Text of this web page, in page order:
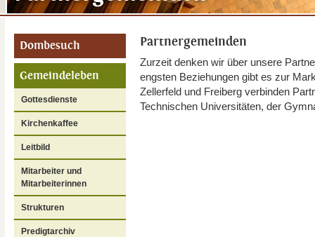
Dombesuch
Gemeindeleben
Gottesdienste
Kirchenkaffee
Leitbild
Mitarbeiter und
Mitarbeiterinnen
Strukturen
Predigtarchiv
Partnergemeinden
Zurzeit denken wir über unsere
engsten Beziehungen gibt es zur
Zellerfeld und Freiberg verbinden
Technischen Universitäten, der